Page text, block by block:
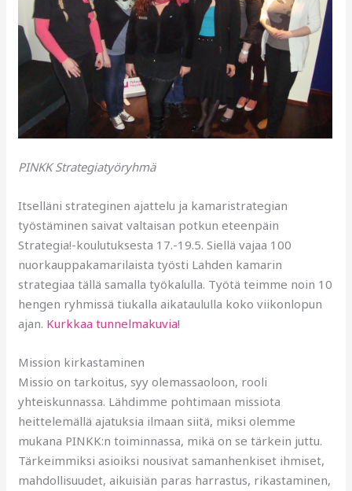
PINKK Strategiatyöryhmä
Itselläni strateginen ajattelu ja kamaristrategian
työstäminen saivat valtaisan potkun eteenpäin
Strategia!-koulutuksesta 17.-19.5. Siellä vajaa 100
nuorkauppakamarilaista työsti Lahden kamarin
strategiaa tällä samalla työkalulla. Työtä teimme noin 10
hengen ryhmissä tiukalla aikataululla koko viikonlopun
ajan. Kurkkaa tunnelmakuvia!
Mission kirkastaminen
Missio on tarkoitus, syy olemassaoloon, rooli
yhteiskunnassa. Lähdimme pohtimaan missiota
heittelemällä ajatuksia ilmaan siitä, miksi olemme
mukana PINKK:n toiminnassa, mikä on se tärkein juttu.
Tärkeimmiksi asioiksi nousivat samanhenkiset ihmiset,
mahdollisuudet, aikuisiän paras harrastus, rikastaminen,